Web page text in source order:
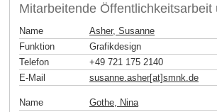
Mitarbeitende Öffentlichkeitsarbeit
Name
Asher, Susanne
Funktion
Grafikdesign
Telefon
+49 721 175 2140
E-Mail
susanne.asher[at]smnk.de
Name
Gothe, Nina